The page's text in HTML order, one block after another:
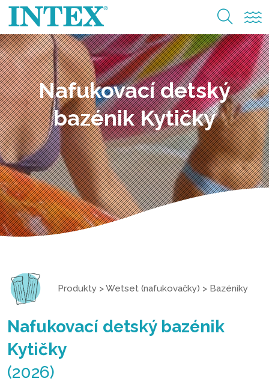
Nafukovací detský
bazénik Kytičky
Produkty >Wetset (nafukovačky) > Bazéniky
Nafukovací detský bazénik
Kytičky
(2026)